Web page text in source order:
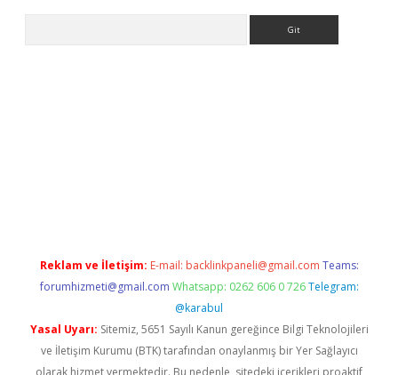
Reklam ve İletişim: E-mail: backlinkpaneli@gmail.com Teams:
forumhizmeti@gmail.com Whatsapp: 0262 606 0 726 Telegram:
@karabul
Yasal Uyarı: Sitemiz, 5651 Sayılı Kanun gereğince Bilgi Teknolojileri
ve İletişim Kurumu (BTK) tarafından onaylanmış bir Yer Sağlayıcı
olarak hizmet vermektedir. Bu nedenle, sitedeki içerikleri proaktif